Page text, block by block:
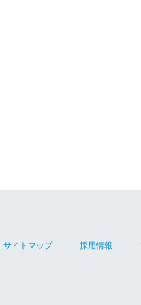
サイトマップ 採用情報